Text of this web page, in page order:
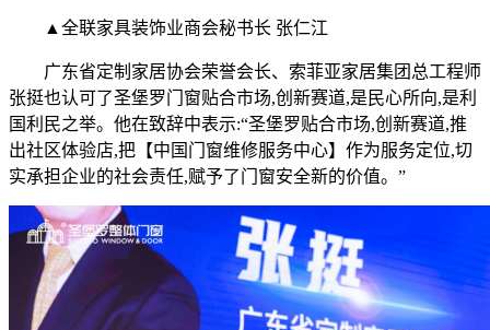
▲全联家具装饰业商会秘书长 张仁江
广东省定制家居协会荣誉会长、索菲亚家居集团总工程师
张挺也认可了圣堡罗门窗贴合市场,创新赛道,是民心所向,是利
国利民之举。他在致辞中表示:“圣堡罗贴合市场,创新赛道,推
出社区体验店,把【中国门窗维修服务中心】作为服务定位,切
实承担企业的社会责任,赋予了门窗安全新的价值。”